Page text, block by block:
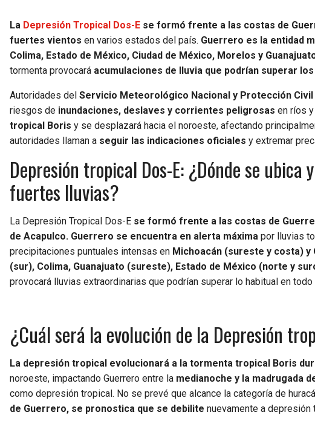
La Depresión Tropical Dos-E se formó frente a las costas de
fuertes vientos en varios estados del país. Guerrero es la entidad
Colima, Estado de México, Ciudad de México, Morelos y
tormenta provocará acumulaciones de lluvia que podrían superar
Autoridades del Servicio Meteorológico Nacional y Protección
riesgos de inundaciones, deslaves y corrientes peligrosas en ríos
tropical Boris y se desplazará hacia el noroeste, afectando
autoridades llaman a seguir las indicaciones oficiales y extremar
Depresión tropical Dos-E: ¿Dónde se ubica
fuertes lluvias?
La Depresión Tropical Dos-E se formó frente a las costas de
de Acapulco. Guerrero se encuentra en alerta máxima por lluvias
precipitaciones puntuales intensas en Michoacán (sureste y costa) y
(sur), Colima, Guanajuato (sureste), Estado de México (norte y
provocará lluvias extraordinarias que podrían superar lo habitual en
¿Cuál será la evolución de la Depresión
La depresión tropical evolucionará a la tormenta tropical Boris
noroeste, impactando Guerrero entre la medianoche y la madrugada
como depresión tropical. No se prevé que alcance la categoría de
de Guerrero, se pronostica que se debilite nuevamente a depresión